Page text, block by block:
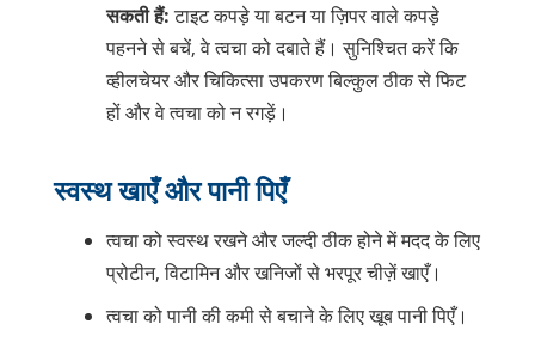
सकती हैं:टाइट कपड़े या बटन या ज़िपर वाले कपड़े
पहनने से बचें, वे त्वचा को दबाते हैं। सुनिश्चित करें कि
व्हीलचेयर और चिकित्सा उपकरण बिल्कुल ठीक से फिट
हों और वे त्वचा को न रगड़ें।
स्वस्थ खाएँ और पानी पिएँ
त्वचा को स्वस्थ रखने और जल्दी ठीक होने में मदद के लिए
प्रोटीन, विटामिन और खनिजों से भरपूर चीज़ें खाएँ।
त्वचा को पानी की कमी से बचाने के लिए खूब पानी पिएँ।